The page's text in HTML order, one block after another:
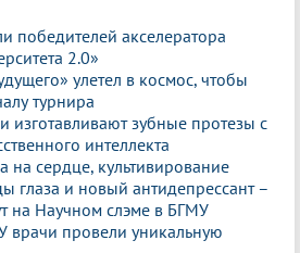
победителей акселератора
2.0»
улетел в космос, чтобы
турнира
изготавливают зубные протезы с
интеллекта
на сердце, культивирование
глаза и новый антидепрессант –
на Научном слэме в БГМУ
врачи провели уникальную